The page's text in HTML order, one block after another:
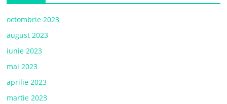
octombrie 2023
august 2023
iunie 2023
mai 2023
aprilie 2023
martie 2023